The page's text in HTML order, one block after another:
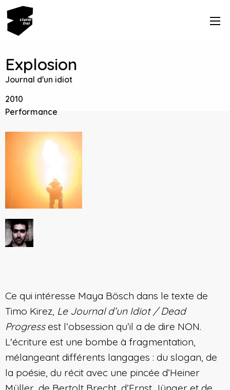
Explosion
Journal d'un idiot
2010
Performance
Ce qui intéresse Maya Bösch dans le texte de
Timo Kirez, Le Journal d’un Idiot / Dead
Progressest l’obsession qu’il a de dire NON.
L'écriture est une bombe à fragmentation,
mélangeant différents langages : du slogan, de
la poésie, du récit avec une pincée d’Heiner